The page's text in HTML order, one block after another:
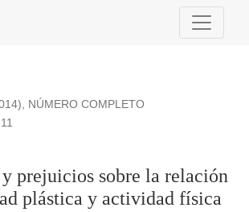
sobre la relación entre actividad
, NÚMERO COMPLETO
prejuicios sobre la relación
plástica y actividad física